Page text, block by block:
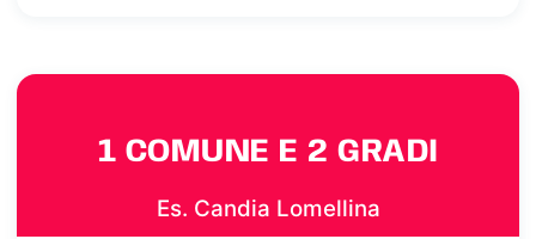
1 COMUNE E 2 GRADI
Es. Candia Lomellina